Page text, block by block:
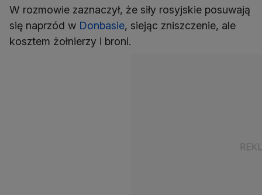
W rozmowie zaznaczył, że siły rosyjskie posuwają
się naprzód w Donbasie, siejąc zniszczenie, ale
kosztem żołnierzy i broni.